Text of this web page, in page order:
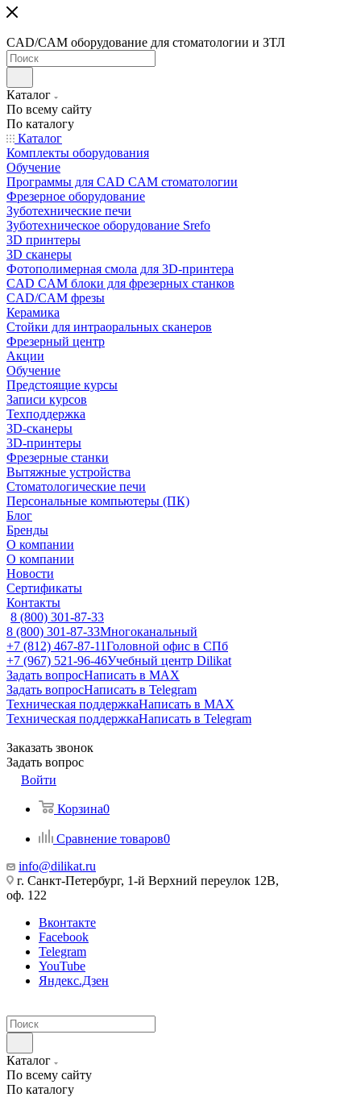
CAD/CAM оборудование для стоматологии и ЗТЛ
Каталог
По всему сайту
По каталогу
Каталог
Комплекты оборудования
Обучение
Программы для CAD CAM стоматологии
Фрезерное оборудование
Зуботехнические печи
Зуботехническое оборудование Srefo
3D принтеры
3D сканеры
Фотополимерная смола для 3D-принтера
CAD CAM блоки для фрезерных станков
CAD/CAM фрезы
Керамика
Стойки для интраоральных сканеров
Фрезерный центр
Акции
Обучение
Предстоящие курсы
Записи курсов
Техподдержка
3D-сканеры
3D-принтеры
Фрезерные станки
Вытяжные устройства
Стоматологические печи
Персональные компьютеры (ПК)
Блог
Бренды
О компании
О компании
Новости
Сертификаты
Контакты
8 (800) 301-87-33
8 (800) 301-87-33Многоканальный
+7 (812) 467-87-11Головной офис в СПб
+7 (967) 521-96-46Учебный центр Dilikat
Задать вопросНаписать в MAX
Задать вопросНаписать в Telegram
Техническая поддержкаНаписать в MAX
Техническая поддержкаНаписать в Telegram
Заказать звонок
Задать вопрос
Войти
Корзина0
Сравнение товаров0
info@dilikat.ru
г. Санкт-Петербург, 1-й Верхний переулок 12В,
оф. 122
Вконтакте
Facebook
Telegram
YouTube
Яндекс.Дзен
Каталог
По всему сайту
По каталогу